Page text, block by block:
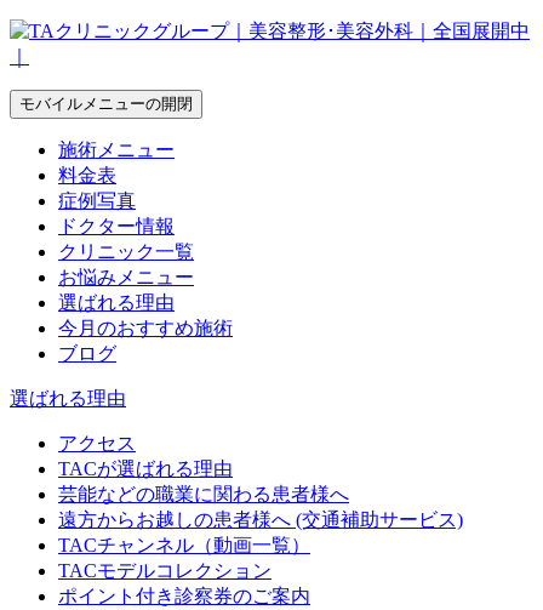
モバイルメニューの開閉
施術メニュー
料金表
症例写真
ドクター情報
クリニック一覧
お悩みメニュー
選ばれる理由
今月のおすすめ施術
ブログ
選ばれる理由
アクセス
TACが選ばれる理由
芸能などの職業に関わる患者様へ
遠方からお越しの患者様へ (交通補助サービス)
TACチャンネル（動画一覧）
TACモデルコレクション
ポイント付き診察券のご案内